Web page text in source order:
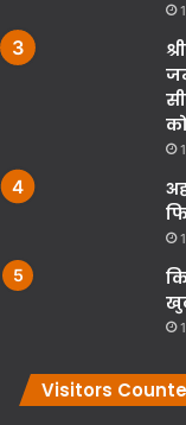
Visitors